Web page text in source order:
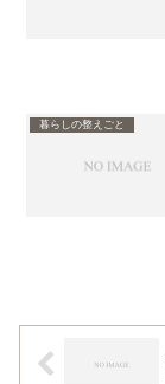
暮らしの整えごと